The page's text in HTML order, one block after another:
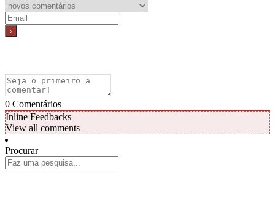
0 Comentários
Inline Feedbacks
View all comments
Procurar